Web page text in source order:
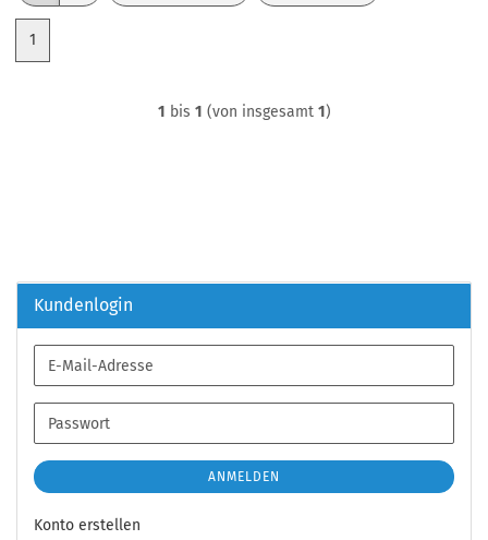
1
1 bis 1 (von insgesamt 1)
Kundenlogin
E-
Mail-
Adresse
Passwort
ANMELDEN
Konto erstellen